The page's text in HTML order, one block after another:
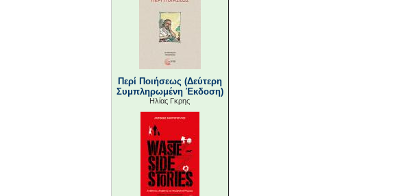
Περί Ποιήσεως (Δεύτερη
Συμπληρωμένη Έκδοση)
Ηλίας Γκρης